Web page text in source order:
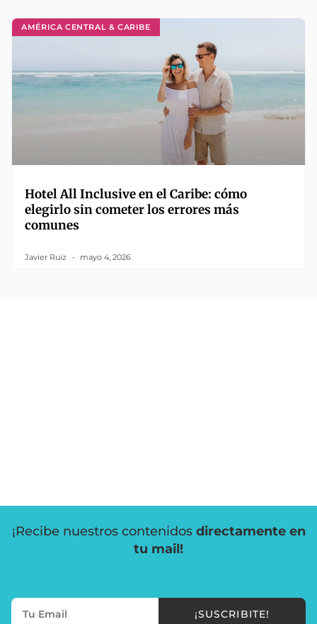
AMÉRICA CENTRAL & CARIBE
Hotel All Inclusive en el Caribe: cómo
elegirlo sin cometer los errores más
comunes
Javier Ruiz mayo 4, 2026
¡Recibe nuestros contenidos directamente en
tu mail!
¡SUSCRIBITE!